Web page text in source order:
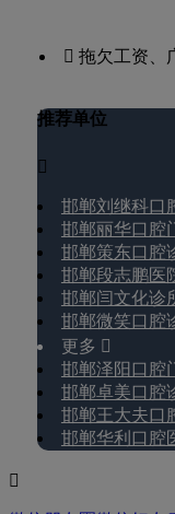
 拖欠工资、
推荐单位

邯郸刘继科口
邯郸丽华口腔
邯郸策东口腔
邯郸段志鹏医
邯郸闫文化诊
邯郸微笑口腔
更多 
邯郸泽阳口腔
邯郸卓美口腔
邯郸王大夫口
邯郸华利口腔
